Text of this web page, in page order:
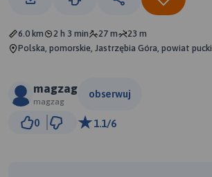
6.0 km 2 h 3 min 27 m
23 m
Polska, pomorskie, Jastrzębia Góra, powiat pucki
magzag
magzag
obserwuj
0 1.1/6